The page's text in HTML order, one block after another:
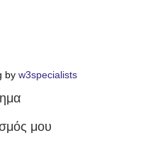
by w3specialists
μου